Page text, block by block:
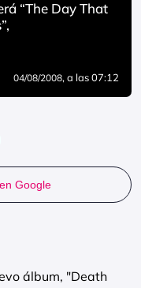
“The Day That
04/08/2008, a las 07:12
Google
álbum, "Death